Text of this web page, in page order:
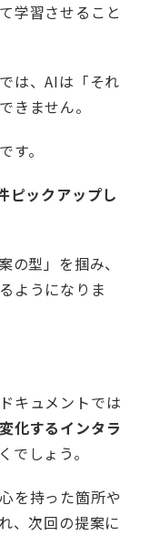
学習させること
は、AIは「それ
きません。
す。
ピックアップし
の型」を掴み、
ようになりま
キュメントでは
化するインタラ
でしょう。
を持った箇所や
、次回の提案に